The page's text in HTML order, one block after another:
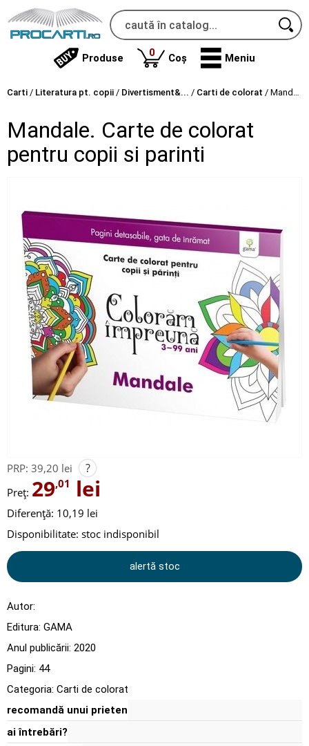
Produse 0produse
Coș Meniu
Carti / Literatura pt. copii / Divertisment&... / Carti de colorat / Mandale. Carte de colorat pentru copii si parinti
Mandale. Carte de colorat
pentru copii si parinti
PRP: 39,20 lei ?
Preț: 29,01 lei
Diferență: 10,19 lei
Disponibilitate: stoc indisponibil
alertă stoc
Autor:
Editura: GAMA
Anul publicării: 2020
Pagini: 44
Categoria: Carti de colorat
recomandă unui prieten
ai întrebări?